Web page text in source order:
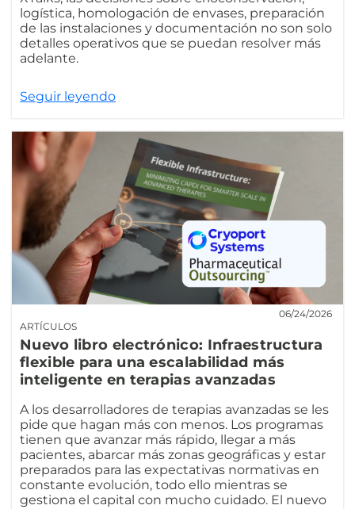
logística, homologación de envases, preparación
de las instalaciones y documentación no son solo
detalles operativos que se puedan resolver más
adelante.
Seguir leyendo
ARTÍCULOS
06/24/2026
Nuevo libro electrónico: Infraestructura
flexible para una escalabilidad más
inteligente en terapias avanzadas
A los desarrolladores de terapias avanzadas se les
pide que hagan más con menos. Los programas
tienen que avanzar más rápido, llegar a más
pacientes, abarcar más zonas geográficas y estar
preparados para las expectativas normativas en
constante evolución, todo ello mientras se
gestiona el capital con mucho cuidado. El nuevo